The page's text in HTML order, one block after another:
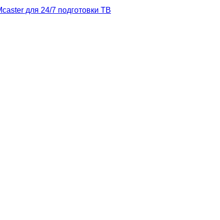
для 24/7 подготовки ТВ